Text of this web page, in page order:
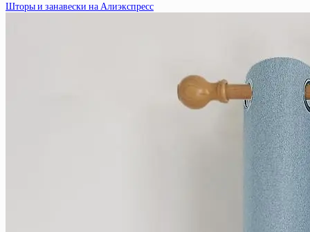
Шторы и занавески на Алиэкспресс